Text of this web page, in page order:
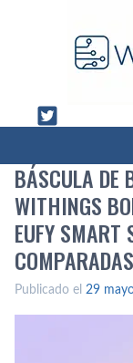
BÁSCULA
WITHINGS
EUFY SMART
COMPARADAS
Publicado el 29